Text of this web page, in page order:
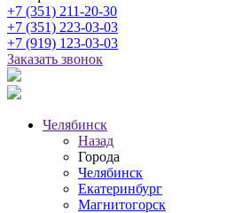
+7 (351) 211-20-30
+7 (351) 223-03-03
+7 (919) 123-03-03
Заказать звонок
Челябинск
Назад
Города
Челябинск
Екатеринбург
Магнитогорск